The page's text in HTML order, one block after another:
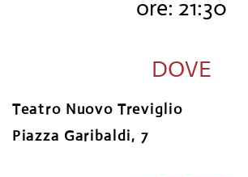
ore: 21:30
DOVE
Teatro Nuovo Treviglio
Piazza Garibaldi, 7